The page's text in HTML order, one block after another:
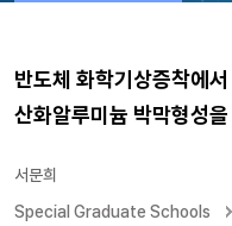
반도체 화학기상증착에
산화알루미늄 박막형성
서문희
Special Graduate Schools